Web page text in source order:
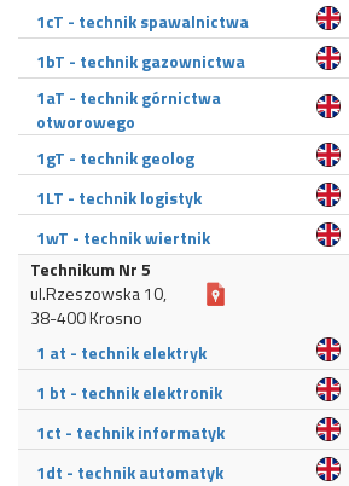
1cT - technik spawalnictwa
1bT - technik gazownictwa
1aT - technik górnictwa
otworowego
1gT - technik geolog
1LT - technik logistyk
1wT - technik wiertnik
Technikum Nr 5
ul.Rzeszowska 10,
38-400 Krosno
1 at - technik elektryk
1 bt - technik elektronik
1ct - technik informatyk
1dt - technik automatyk